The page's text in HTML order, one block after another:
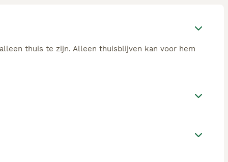
thuis te zijn. Alleen thuisblijven kan voor hem